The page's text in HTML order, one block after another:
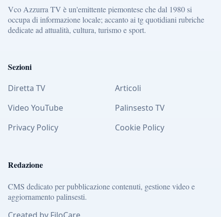
Vco Azzurra TV è un'emittente piemontese che dal 1980 si
occupa di informazione locale; accanto ai tg quotidiani rubriche
dedicate ad attualità, cultura, turismo e sport.
Sezioni
Diretta TV
Articoli
Video YouTube
Palinsesto TV
Privacy Policy
Cookie Policy
Redazione
CMS dedicato per pubblicazione contenuti, gestione video e
aggiornamento palinsesti.